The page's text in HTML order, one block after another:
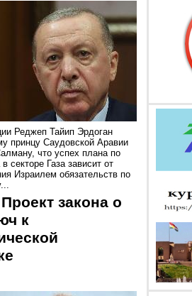
Реджеп Тайип Эрдоган
принцу Саудовской Аравии
что успех плана по
секторе Газа зависит от
Израилем обязательств по
закона о
к